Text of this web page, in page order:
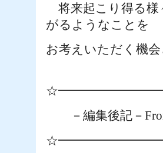
将来起こり得る様
がるようなことを
お考えいただく機
－編集後記－